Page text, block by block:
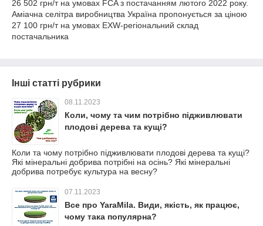
26 502 грн/т на умовах FCA з постачанням лютого 2022 року.
Аміачна селітра виробництва Україна пропонується за ціною
27 100 грн/т на умовах EXW-регіональний склад
постачальника
Інші статті рубрики
08.11.2023
Коли, чому та чим потрібно підживлювати
плодові дерева та кущі?
Коли та чому потрібно підживлювати плодові дерева та кущі?
Які мінеральні добрива потрібні на осінь? Які мінеральні
добрива потребує культура на весну?
07.11.2023
Все про YaraMila. Види, якість, як працює,
чому така популярна?